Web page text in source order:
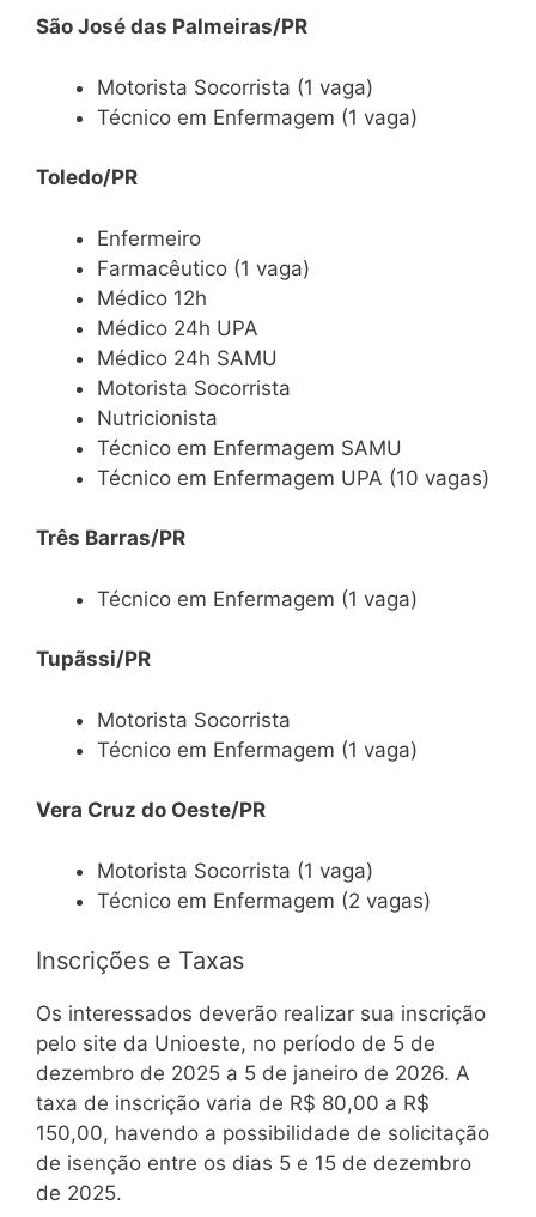
São José das Palmeiras/PR
Motorista Socorrista (1 vaga)
Técnico em Enfermagem (1 vaga)
Toledo/PR
Enfermeiro
Farmacêutico (1 vaga)
Médico 12h
Médico 24h UPA
Médico 24h SAMU
Motorista Socorrista
Nutricionista
Técnico em Enfermagem SAMU
Técnico em Enfermagem UPA (10 vagas)
Três Barras/PR
Técnico em Enfermagem (1 vaga)
Tupãssi/PR
Motorista Socorrista
Técnico em Enfermagem (1 vaga)
Vera Cruz do Oeste/PR
Motorista Socorrista (1 vaga)
Técnico em Enfermagem (2 vagas)
Inscrições e Taxas
Os interessados deverão realizar sua inscrição
pelo site da Unioeste, no período de 5 de
dezembro de 2025 a 5 de janeiro de 2026. A
taxa de inscrição varia de R$ 80,00 a R$
150,00, havendo a possibilidade de solicitação
de isenção entre os dias 5 e 15 de dezembro
de 2025.